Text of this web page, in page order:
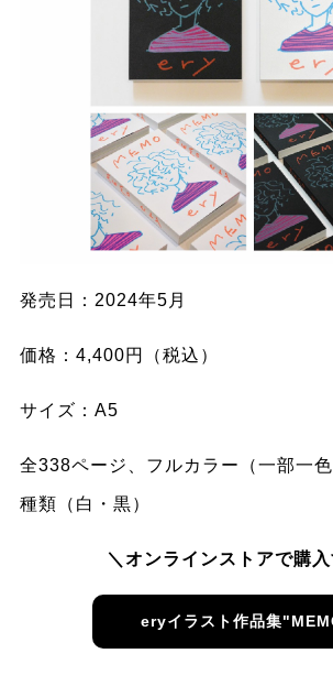
発売日：2024年5月
価格：4,400円（税込）
サイズ：A5
全338ページ、フルカラー（一部一
種類（白・黒）
＼オンラインストアで購
eryイラスト作品集